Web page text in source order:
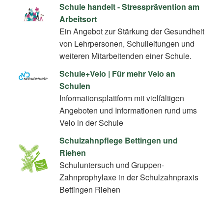
Schule handelt - Stressprävention am
Arbeitsort
Ein Angebot zur Stärkung der Gesundheit
von Lehrpersonen, Schulleitungen und
weiteren Mitarbeitenden einer Schule.
Schule+Velo | Für mehr Velo an
Schulen
Informationsplattform mit vielfältigen
Angeboten und Informationen rund ums
Velo in der Schule
Schulzahnpflege Bettingen und
Riehen
Schuluntersuch und Gruppen-
Zahnprophylaxe in der Schulzahnpraxis
Bettingen Riehen